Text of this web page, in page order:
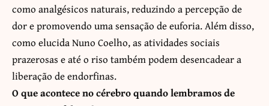
como analgésicos naturais, reduzindo a percepção de
dor e promovendo uma sensação de euforia. Além disso,
como elucida Nuno Coelho, as atividades sociais
prazerosas e até o riso também podem desencadear a
liberação de endorfinas.
O que acontece no cérebro quando lembramos de